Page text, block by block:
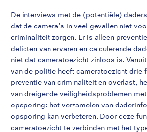
De interviews met de (potentiële)
dat de camera’s in veel gevallen niet
criminaliteit zorgen. Er is alleen
delicten van ervaren en calculerende
niet dat cameratoezicht zinloos is.
van de politie heeft cameratoezicht drie
preventie van criminaliteit en overlast,
van dreigende veiligheidsproblemen met
opsporing: het verzamelen van
opsporing kan verbeteren. Door deze
cameratoezicht te verbinden met het